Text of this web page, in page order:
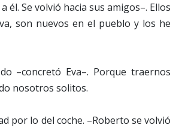
él. Se volvió hacia sus amigos–. Ellos
son nuevos en el pueblo y los he
–concretó Eva–. Porque traernos
nosotros solitos.
por lo del coche. –Roberto se volvió